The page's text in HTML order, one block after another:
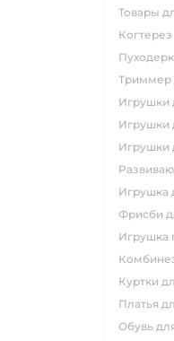
товары
фрисби
куртки
платья
обувь